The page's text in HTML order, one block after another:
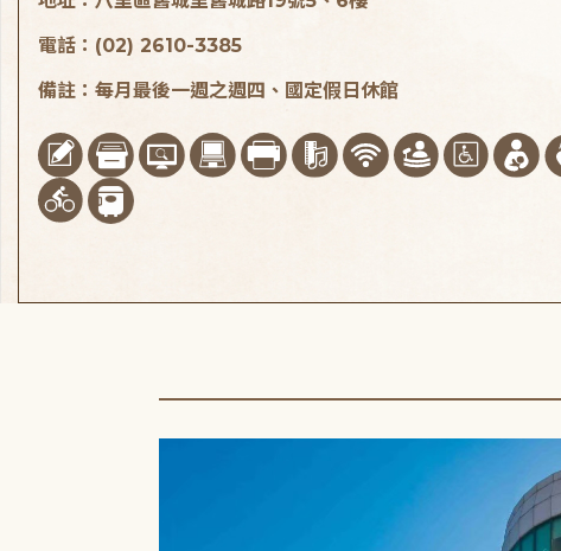
電話：(02) 2610-3385
備註：每月最後一週之週四、國定假日休館